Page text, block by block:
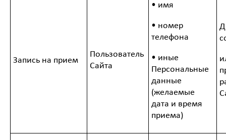
Запись на прием
Пользователь
Сайта
• имя
• номер
телефона
• иные
Персональные
данные
(желаемые
дата и время
приема)